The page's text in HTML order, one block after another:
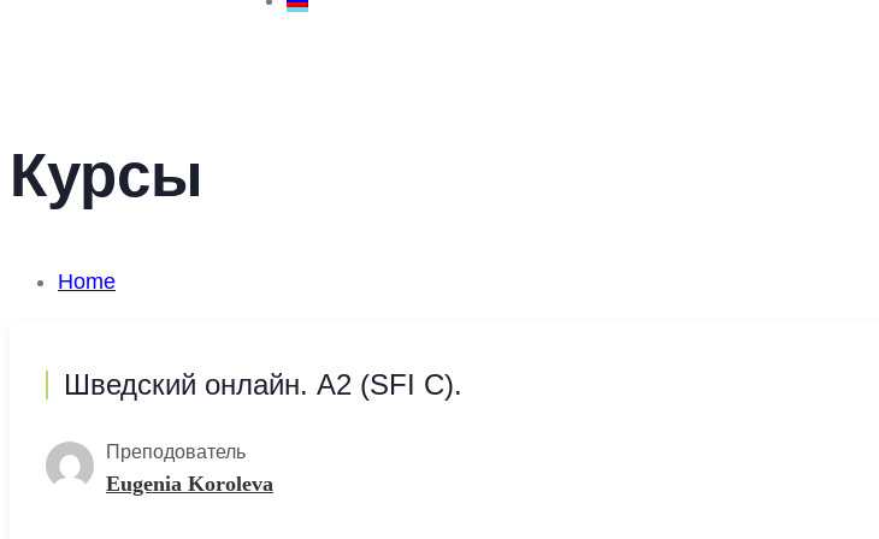
Курсы
Home
Шведский онлайн. A2 (SFI C).
Преподователь
Eugenia Koroleva